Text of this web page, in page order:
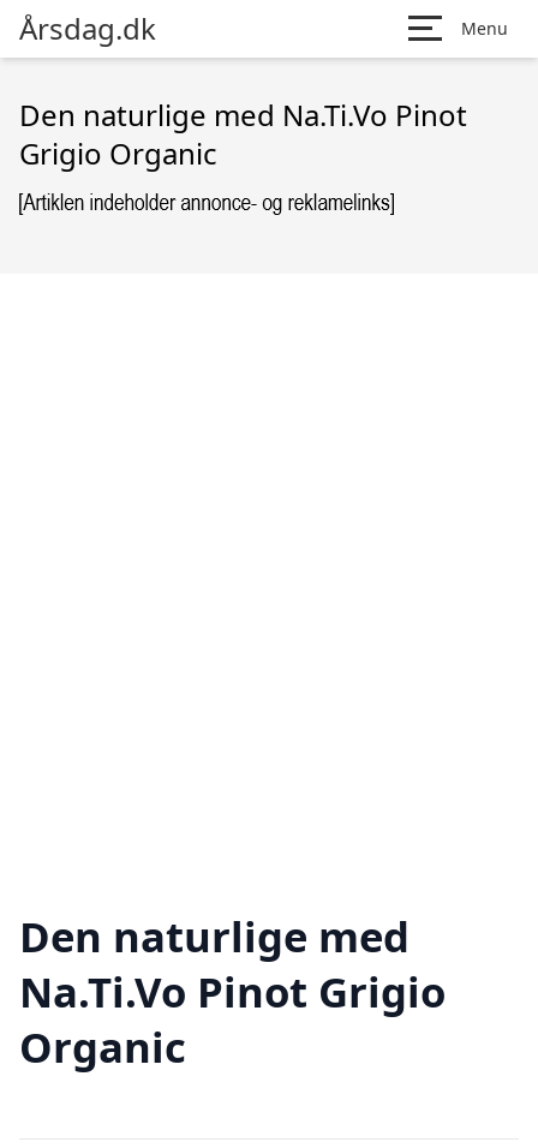
Årsdag.dk Menu
Den naturlige med Na.Ti.Vo Pinot
Grigio Organic
Den naturlige med
Na.Ti.Vo Pinot Grigio
Organic